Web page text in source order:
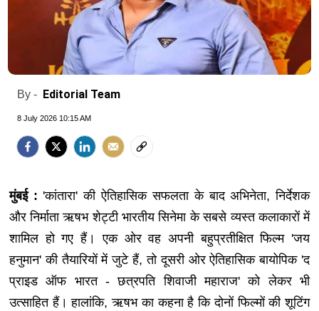
By - Editorial Team
8 July 2026 10:15 AM
मुंबई : 'कांतारा' की ऐतिहासिक सफलता के बाद अभिनेता, निर्देशक
और निर्माता ऋषभ शेट्टी भारतीय सिनेमा के सबसे व्यस्त कलाकारों में
शामिल हो गए हैं। एक ओर वह अपनी बहुप्रतीक्षित फिल्म 'जय
हनुमान' की तैयारियों में जुटे हैं, तो दूसरी ओर ऐतिहासिक बायोपिक 'द
प्राइड ऑफ भारत - छत्रपति शिवाजी महाराज' को लेकर भी
उत्साहित हैं। हालांकि, ऋषभ का कहना है कि दोनों फिल्मों की शूटिंग